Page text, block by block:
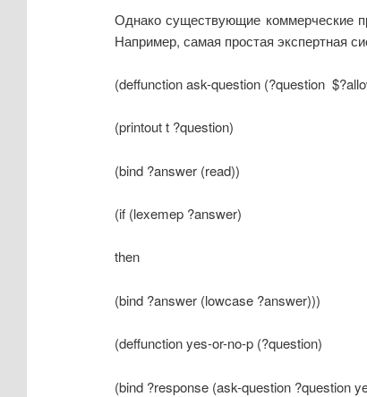
Однако существующие коммерческие
Например, самая простая экспертная
(deffunction ask-question (?question
(printout t ?question)
(bind ?answer (read))
(if (lexemep ?answer)
then
(bind ?answer (lowcase ?answer)))
(deffunction yes-or-no-p (?question)
(bind ?response (ask-question ?question